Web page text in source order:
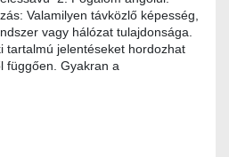
Valamilyen távközlő képesség,
vagy hálózat tulajdonsága.
tartalmú jelentéseket hordozhat
függően. Gyakran a